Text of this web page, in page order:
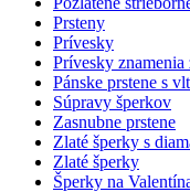
Prsteny
Prívesky
Prívesky
Pánske prstene s
Súpravy šperkov
Zasnubne prstene
Zlaté šperky s
Zlaté šperky
Šperky na